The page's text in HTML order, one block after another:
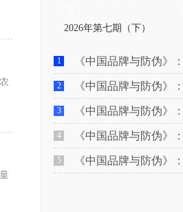
2026年第七期（下）
1 《中国品牌与防伪》：
2 《中国品牌与防伪》：
3 《中国品牌与防伪》：
4 《中国品牌与防伪》：
5 《中国品牌与防伪》：